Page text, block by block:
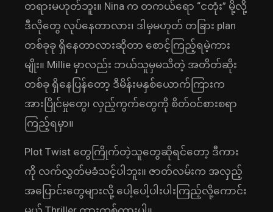
တရားမဟုတ်ဘူး။ Nina က တကယ်ရော “ငတုံး” မို့လို့
ဒီလိုတွေ လုပ်နေတာလား၊ ဒါမှမဟုတ် တခြား plan
တစ်ခုခု ရှိနေတာလားဆိုတာ စောင့်ကြည့်ရမဲ့ကား
မျိုး။ Millie မှာလည်း ဘယ်သူမှမသိတဲ့ အတိတ်ဆိုး
တစ်ခု ရှိနေပြန်တော့ ဒီမိန်းမနှစ်ယောက်ကြားက
အားပြိုင်မှုတွေ၊ လှည့်ကွက်တွေကို စိတ်ဝင်စားစရာ
ကြည့်ရမှာ။
Plot Twist တွေကြိုက်တဲ့သူတွေဆိုရင်တော့ ဒီကား
ကို လက်လွှတ်မခံသင့်ပါဘူး။ ဇာတ်လမ်းက အလှည့်
အပြောင်းတွေများလို့ ပေါ့ပေါ့ပါးပါးကြည့်လို့ကောင်း